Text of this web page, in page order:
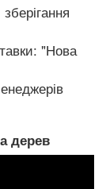
"Нова
дерев